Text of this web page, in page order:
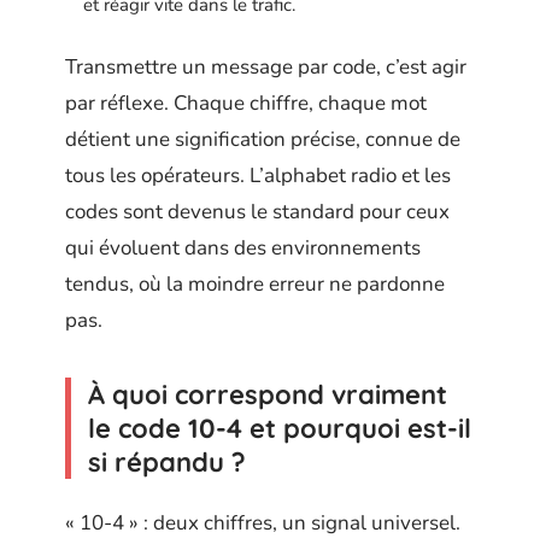
et réagir vite dans le trafic.
Transmettre un message par code, c’est agir
par réflexe. Chaque chiffre, chaque mot
détient une signification précise, connue de
tous les opérateurs. L’alphabet radio et les
codes sont devenus le standard pour ceux
qui évoluent dans des environnements
tendus, où la moindre erreur ne pardonne
pas.
À quoi correspond vraiment
le code 10-4 et pourquoi est-il
si répandu ?
« 10-4 » : deux chiffres, un signal universel.